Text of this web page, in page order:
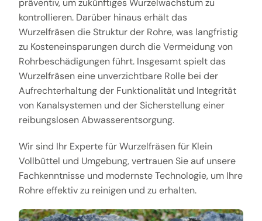
präventiv, um zukünftiges Wurzelwachstum zu
kontrollieren. Darüber hinaus erhält das
Wurzelfräsen die Struktur der Rohre, was langfristig
zu Kosteneinsparungen durch die Vermeidung von
Rohrbeschädigungen führt. Insgesamt spielt das
Wurzelfräsen eine unverzichtbare Rolle bei der
Aufrechterhaltung der Funktionalität und Integrität
von Kanalsystemen und der Sicherstellung einer
reibungslosen Abwasserentsorgung.
Wir sind Ihr Experte für Wurzelfräsen für Klein
Vollbüttel und Umgebung, vertrauen Sie auf unsere
Fachkenntnisse und modernste Technologie, um Ihre
Rohre effektiv zu reinigen und zu erhalten.